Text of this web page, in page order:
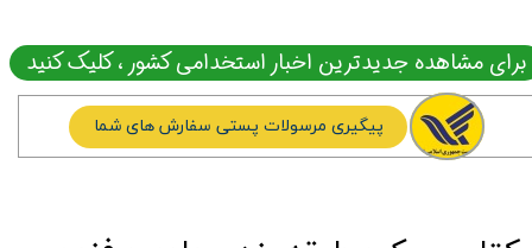
برای مشاهده جدیدترین اخبار استخدامی کشور ، کلیک کنید
پیگیری مرسولات پستی سفارش های شما